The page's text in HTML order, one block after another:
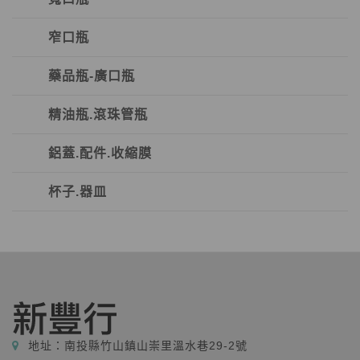
窄口瓶
藥品瓶-廣口瓶
精油瓶.滾珠管瓶
鋁蓋.配件.收縮膜
杯子.器皿
地址： 南投縣竹山鎮山崇里溫水巷29-2號